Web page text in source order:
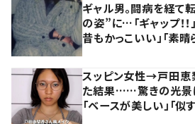
ギャル男。闘病を経て
の姿”に…「ギャップ！！
昔もかっこいい」「素晴
スッピン女性→戸田恵
た結果……驚きの光景
「ベースが美しい」「似す